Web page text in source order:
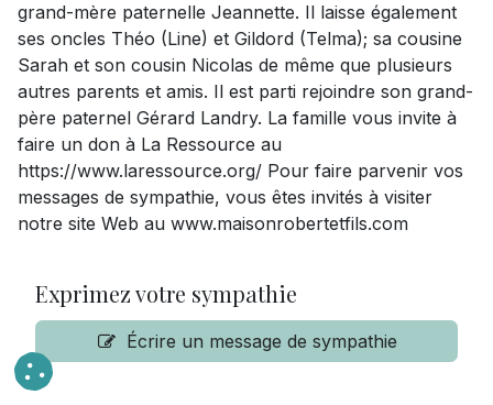
grand-mère paternelle Jeannette. Il laisse également
ses oncles Théo (Line) et Gildord (Telma); sa cousine
Sarah et son cousin Nicolas de même que plusieurs
autres parents et amis. Il est parti rejoindre son grand-
père paternel Gérard Landry. La famille vous invite à
faire un don à La Ressource au
https://www.laressource.org/ Pour faire parvenir vos
messages de sympathie, vous êtes invités à visiter
notre site Web au www.maisonrobertetfils.com
Exprimez votre sympathie
Écrire un message de sympathie